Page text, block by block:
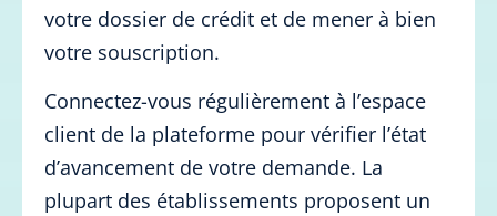
votre dossier de crédit et de mener à bien
votre souscription.
Connectez-vous régulièrement à l’espace
client de la plateforme pour vérifier l’état
d’avancement de votre demande. La
plupart des établissements proposent un